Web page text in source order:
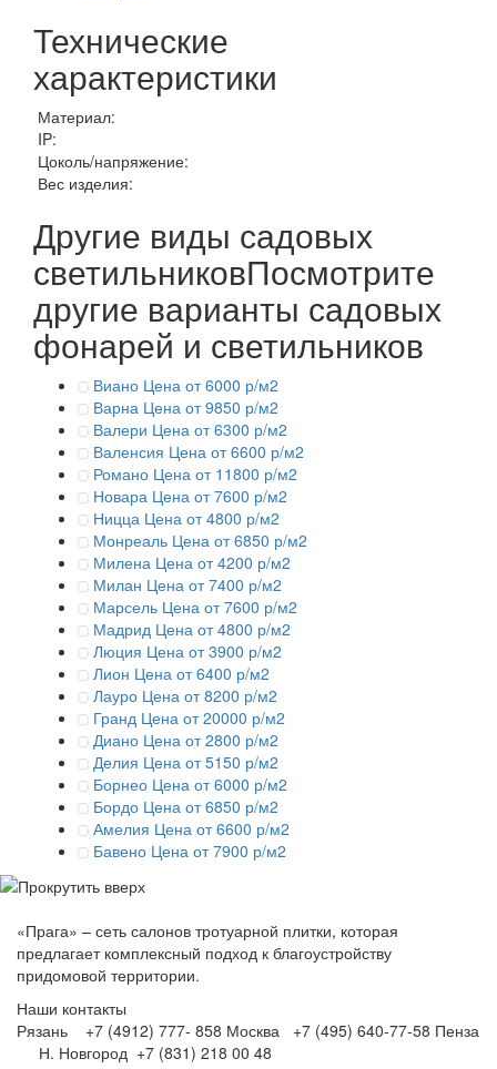
Технические
характеристики
Материал:
IP:
Цоколь/напряжение:
Вес изделия:
Другие виды садовых
светильниковПосмотрите
другие варианты садовых
фонарей и светильников
Виано Цена от 6000 р/м2
Варна Цена от 9850 р/м2
Валери Цена от 6300 р/м2
Валенсия Цена от 6600 р/м2
Романо Цена от 11800 р/м2
Новара Цена от 7600 р/м2
Ницца Цена от 4800 р/м2
Монреаль Цена от 6850 р/м2
Милена Цена от 4200 р/м2
Милан Цена от 7400 р/м2
Марсель Цена от 7600 р/м2
Мадрид Цена от 4800 р/м2
Люция Цена от 3900 р/м2
Лион Цена от 6400 р/м2
Лауро Цена от 8200 р/м2
Гранд Цена от 20000 р/м2
Диано Цена от 2800 р/м2
Делия Цена от 5150 р/м2
Борнео Цена от 6000 р/м2
Бордо Цена от 6850 р/м2
Амелия Цена от 6600 р/м2
Бавено Цена от 7900 р/м2
«Прага» – сеть салонов тротуарной плитки, которая
предлагает комплексный подход к благоустройству
придомовой территории.
Наши контакты
Рязань +7 (4912) 777- 858 Москва +7 (495) 640-77-58 Пенза
Н. Новгород +7 (831) 218 00 48